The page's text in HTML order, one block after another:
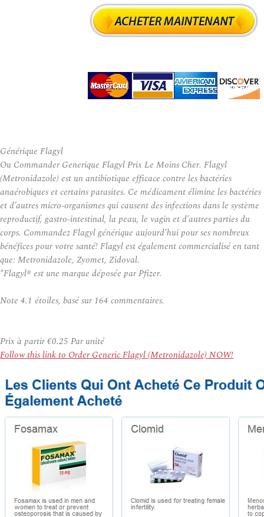
Générique Flagyl
Ou Commander Generique Flagyl Prix Le Moins Cher. Flagyl
(Metronidazole) est un antibiotique efficace contre les bactéries
anaérobiques et certains parasites. Ce médicament élimine les bactéries
et d’autres micro-organismes qui causent des infections dans le système
reproductif, gastro-intestinal, la peau, le vagin et d’autres parties du
corps. Commandez Flagyl générique aujourd’hui pour ses nombreux
bénéfices pour votre santé! Flagyl est également commercialisé en tant
que: Metronidazole, Zyomet, Zidoval.
*Flagyl® est une marque déposée par Pfizer.
Note 4.1 étoiles, basé sur 164 commentaires.
Prix à partir€0.25 Par unité
Follow this link to Order Generic Flagyl (Metronidazole) NOW!